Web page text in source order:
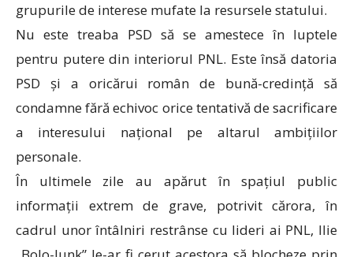
grupurile de interese mufate la resursele statului.
Nu este treaba PSD să se amestece în luptele
pentru putere din interiorul PNL. Este însă datoria
PSD și a oricărui român de bună-credință să
condamne fără echivoc orice tentativă de sacrificare
a interesului național pe altarul ambițiilor
personale.
În ultimele zile au apărut în spațiul public
informații extrem de grave, potrivit cărora, în
cadrul unor întâlniri restrânse cu lideri ai PNL, Ilie